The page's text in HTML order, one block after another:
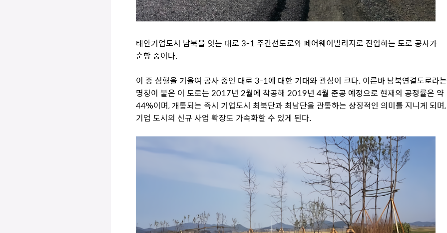
태안기업도시 남북을 잇는 대로 3-1 주간선도로와 페어웨이빌리지로 진입하는 도로 공사가
순항 중이다.
이 중 심혈을 기울여 공사 중인 대로 3-1에 대한 기대와 관심이 크다. 이른바 남북연결도로라는
명칭이 붙은 이 도로는 2017년 2월에 착공해 2019년 4월 준공 예정으로 현재의 공정률은 약
44%이며, 개통되는 즉시 기업도시 최북단과 최남단을 관통하는 상징적인 의미를 지니게 되며,
기업 도시의 신규 사업 확장도 가속화할 수 있게 된다.